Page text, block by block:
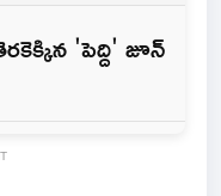
'పెద్ది' జూన్